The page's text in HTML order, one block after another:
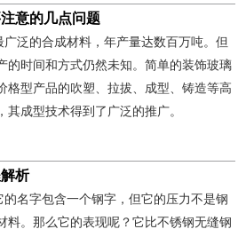
意的几点问题
泛的合成材料，年产量达数百万吨。但
的时间和方式仍然未知。简单的装饰玻璃
格型产品的吹塑、拉拔、成型、铸造等高
成型技术得到了广泛的推广。
析
名字包含一个钢字，但它的压力不是钢
料。那么它的表现呢？它比不锈钢无缝钢